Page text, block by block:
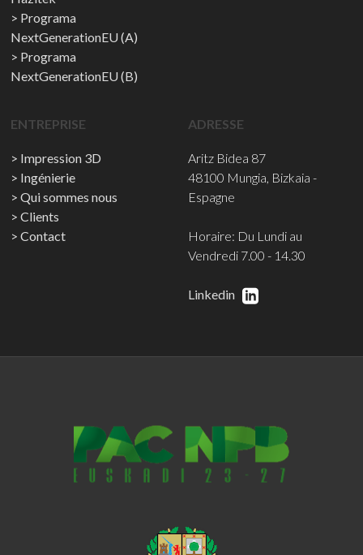
Programa
NextGenerationEU (A)
Programa
NextGenerationEU (B)
ENTREPRISE
Impression 3D
Ingénierie
Qui sommes nous
Clients
Contact
ADRESSE
Aritz Bidea 87
48100 Mungia, Bizkaia -
Espagne
Horaire: Du Lundi au
Vendredi 7.00 - 14.30
Linkedin